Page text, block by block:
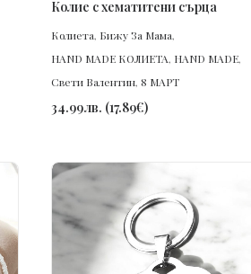
Колие с хематитени сърца
Колиета, Бижу За Мама,
HAND MADE КОЛИЕТА, HAND MADE,
Свети Валентин, 8 МАРТ
34.99лв. (17.89€)